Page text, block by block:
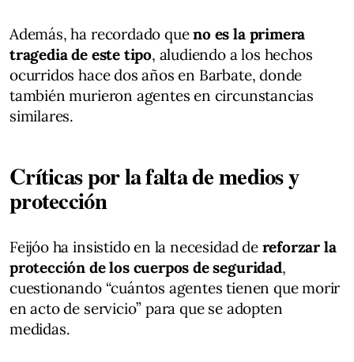
Además, ha recordado queno es la primera
tragedia de este tipo, aludiendo a los hechos
ocurridos hace dos años en Barbate, donde
también murieron agentes en circunstancias
similares.
Críticas por la falta de medios y
protección
Feijóo ha insistido en la necesidad de reforzar la
protección de los cuerpos de seguridad,
cuestionando “cuántos agentes tienen que morir
en acto de servicio” para que se adopten
medidas.